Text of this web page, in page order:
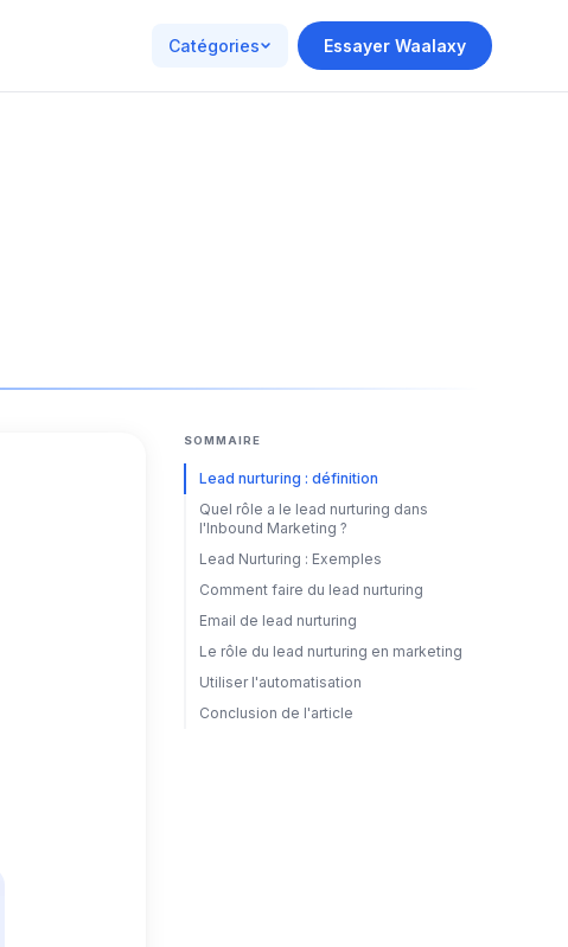
Catégories Essayer Waalaxy
SOMMAIRE
Lead nurturing : définition
Quel rôle a le lead nurturing dans
l'Inbound Marketing ?
Lead Nurturing : Exemples
Comment faire du lead nurturing
Email de lead nurturing
Le rôle du lead nurturing en marketing
Utiliser l'automatisation
Conclusion de l'article